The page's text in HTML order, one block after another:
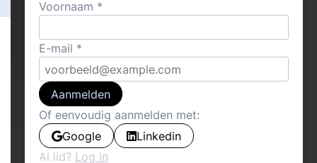
Voornaam
E-mail
Aanmelden
Of eenvoudig aanmelden met:
Google
Linkedin
Al lid? Log in